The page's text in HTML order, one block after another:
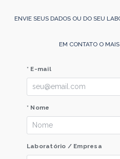
ENVIE SEUS DADOS OU DO SEU
EM CONTATO O MAIS
* E-mail
* Nome
Laboratório / Empresa